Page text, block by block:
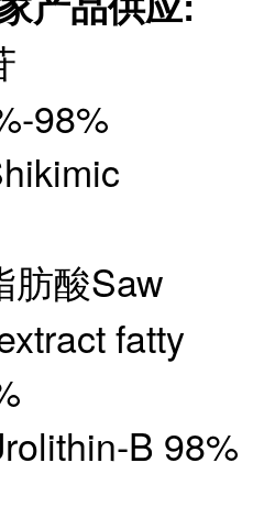
98%
肪酸Saw
fatty
B 98%